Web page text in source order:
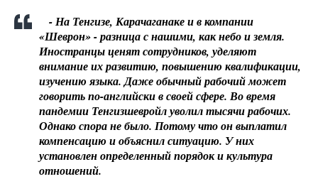
- На Тенгизе, Карачаганаке и в компании
«Шеврон» - разница с нашими, как небо и земля.
Иностранцы ценят сотрудников, уделяют
внимание их развитию, повышению квалификации,
изучению языка. Даже обычный рабочий может
говорить по-английски в своей сфере. Во время
пандемии Тенгизшевройл уволил тысячи рабочих.
Однако спора не было. Потому что он выплатил
компенсацию и объяснил ситуацию. У них
установлен определенный порядок и культура
отношений.